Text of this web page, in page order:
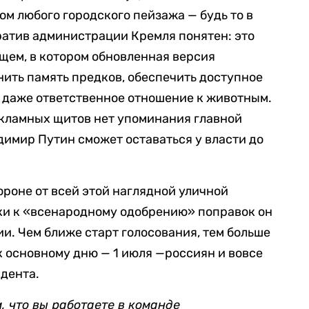
любого городского пейзажа — будь то в
администрации Кремля понятен: это
в котором обновленная версия
память предков, обеспечить доступное
ответственное отношение к животным.
щитов нет упоминания главной
Путин сможет оставаться у власти до
от всей этой наглядной уличной
к «всенародному одобрению» поправок он
Чем ближе старт голосования, тем больше
основному дню — 1 июля —россиян и вовсе
что вы работаете в команде